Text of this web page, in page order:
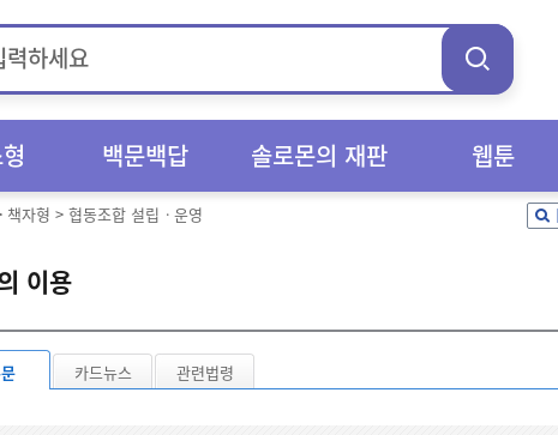
백문백답 솔로몬의 재판 웹툰
책자형 > 협동조합 설립ㆍ운영
이용
카드뉴스 관련법령